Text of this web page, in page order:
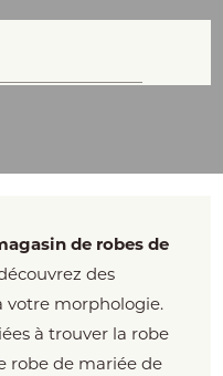
de robes de
des
votre morphologie.
à trouver la robe
robe de mariée de